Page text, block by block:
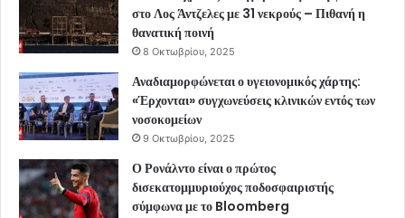
στο Λος Άντζελες με 31 νεκρούς – Πιθανή η
θανατική ποινή
8 Οκτωβρίου, 2025
Αναδιαμορφώνεται ο υγειονομικός χάρτης:
«Έρχονται» συγχωνεύσεις κλινικών εντός των
νοσοκομείων
9 Οκτωβρίου, 2025
Ο Ρονάλντο είναι ο πρώτος
δισεκατομμυριούχος ποδοσφαιριστής
σύμφωνα με το Bloomberg